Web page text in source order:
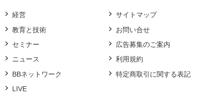
経営
教育と技術
セミナー
ニュース
BBネットワーク
LIVE
サイトマップ
お問い合せ
広告募集のご案内
利用規約
特定商取引に関する表記